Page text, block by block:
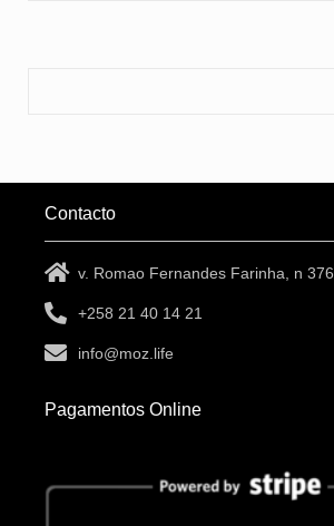
Contacto
v. Romao Fernandes Farinha, n 376
+258 21 40 14 21
info@moz.life
Pagamentos Online